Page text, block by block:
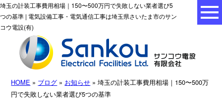
埼玉の計装工事費用相場｜150〜500万円で失敗しない業者選び5
つの基準 | 電気設備工事・電気通信工事は埼玉県さいたま市のサン
コウ電設(有)
HOME » ブログ » お知らせ » 埼玉の計装工事費用相場｜150〜500万
円で失敗しない業者選び5つの基準